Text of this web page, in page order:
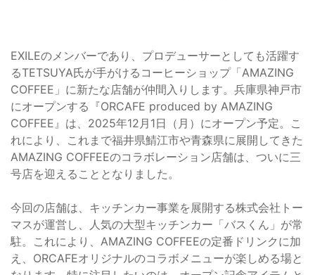
EXILEのメンバーであり、プロデューサーとしても活躍す
るTETSUYA氏が手がけるコーヒーショップ「AMAZING
COFFEE」に新たな店舗が仲間入りします。兵庫県神戸市
にオープンする『ORCAFE produced by AMAZING
COFFEE』は、2025年12月1日（月）にオープン予定。こ
れにより、これまで福井県鯖江市や青森県に展開してきた
AMAZING COFFEEのコラボレーション店舗は、ついに三
号店を迎えることとなりました。
今回の店舗は、キッチンカー事業を展開する株式会社トー
マスが運営し、人気の大型キッチンカー「バスくん」が常
駐。これにより、AMAZING COFFEEの定番ドリンクに加
え、ORCAFEオリジナルのコラボメニューが楽しめる場と